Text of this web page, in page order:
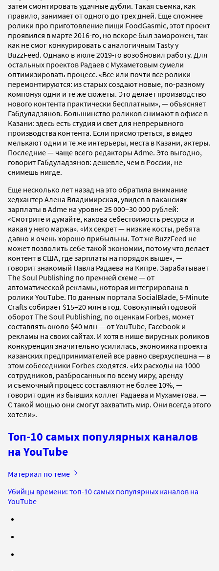
затем смонтировать удачные дубли. Такая съемка, как
правило, занимает от одного до трех дней. Еще сложнее
ролики про приготовление пищи FoodGasmic, этот проект
проявился в марте 2016-го, но вскоре был заморожен, так
как не смог конкурировать с аналогичным Tasty у
BuzzFeed. Однако в июле 2019-го возобновил работу. Для
остальных проектов Радаев с Мухаметовым сумели
оптимизировать процесс. «Все или почти все ролики
перемонтируются: из старых создают новые, по-разному
компонуя одни и те же сюжеты. Это делает производство
нового контента практически бесплатным», — объясняет
Габдуладзянов. Большинство роликов снимают в офисе в
Казани: здесь есть студия и свет для непрерывного
производства контента. Если присмотреться, в видео
мелькают одни и те же интерьеры, места в Казани, актеры.
Последние — чаще всего редакторы Adme. Это выгодно,
говорит Габдуладзянов: дешевле, чем в России, не
снимешь нигде.
Еще несколько лет назад на это обратила внимание
хедхантер Алена Владимирская, увидев в вакансиях
зарплаты в Adme на уровне 25 000–30 000 рублей:
«Смотрите и думайте, какова себестоимость ресурса и
какая у него маржа». «Их секрет — низкие косты, ребята
давно и очень хорошо прибыльны. Тот же BuzzFeed не
может позволить себе такой экономии, потому что делает
контент в США, где зарплаты на порядок выше», —
говорит знакомый Павла Радаева на Кипре. Зарабатывает
The Soul Publishing по прежней схеме — от
автоматической рекламы, которая интегрирована в
ролики YouTube. По данным портала SocialBlade, 5-Minute
Crafts собирает $15–20 млн в год. Совокупный годовой
оборот The Soul Publishing, по оценкам Forbes, может
составлять около $40 млн — от YouTube, Facebook и
рекламы на своих сайтах. И хотя в нише вирусных роликов
конкуренция значительно усилилась, экономика проекта
казанских предпринимателей все равно сверхуспешна — в
этом собеседники Forbes сходятся. «Их расходы на 1000
сотрудников, разбросанных по всему миру, аренду
и съемочный процесс составляют не более 10%, —
говорит один из бывших коллег Радаева и Мухаметова. —
С такой мощью они смогут захватить мир. Они всегда этого
хотели».
Топ-10 самых популярных каналов
на YouTube
Материал по теме
Убийцы времени: топ-10 самых популярных каналов на
YouTube